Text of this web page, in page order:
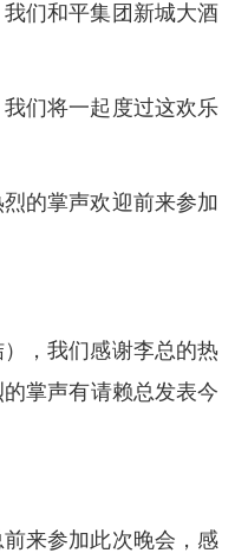
们和平集团新城大酒
们将一起度过这欢乐
的掌声欢迎前来参加
，我们感谢李总的热
掌声有请赖总发表今
来参加此次晚会，感